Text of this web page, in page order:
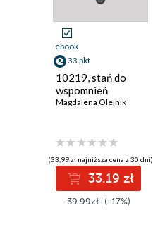
ebook
33 pkt
10219, stań do
wspomnień
Magdalena Olejnik
(33,99 zł najniższa cena z 30 dni)
33.19 zł
39.99zł (-17%)